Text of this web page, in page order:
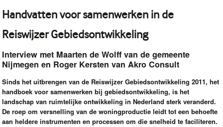
Handvatten voor samenwerken in de
Reiswijzer Gebiedsontwikkeling
Interview met Maarten de Wolff van de gemeente
Nijmegen en Roger Kersten van Akro Consult
Sinds het uitbrengen van de Reiswijzer Gebiedsontwikkeling 2011, het
handboek voor samenwerken bij gebiedsontwikkeling, is het
landschap van ruimtelijke ontwikkeling in Nederland sterk veranderd.
De roep om versnelling van de woningproductie leidt tot een behoefte
aan heldere instrumenten en processen om die snelheid te faciliteren.